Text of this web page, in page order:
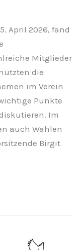
April 2026, fand
Mitglieder
die
im Verein
Punkte
Im
auch Wahlen
Birgit